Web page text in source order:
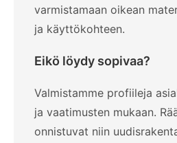
varmistamaan oikean
ja käyttökohteen.
Eikö löydy sopivaa?
Valmistamme profiileja
ja vaatimusten mukaan.
onnistuvat niin